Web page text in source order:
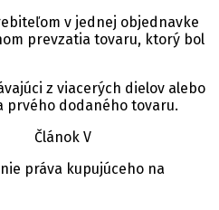
v jednej objednavke
prevzatia tovaru, ktorý bol
z viacerých dielov alebo
prvého dodaného tovaru.
V
kupujúceho na